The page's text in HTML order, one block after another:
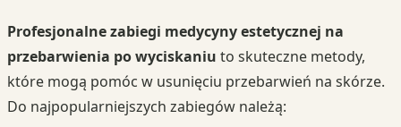
Profesjonalne zabiegi medycyny estetycznej na
przebarwienia po wyciskaniu to skuteczne metody,
które mogą pomóc w usunięciu przebarwień na skórze.
Do najpopularniejszych zabiegów należą: